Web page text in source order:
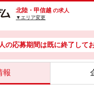
北陸・甲信越 の求人
▼エリア変更
の応募期間は既に終了して
報